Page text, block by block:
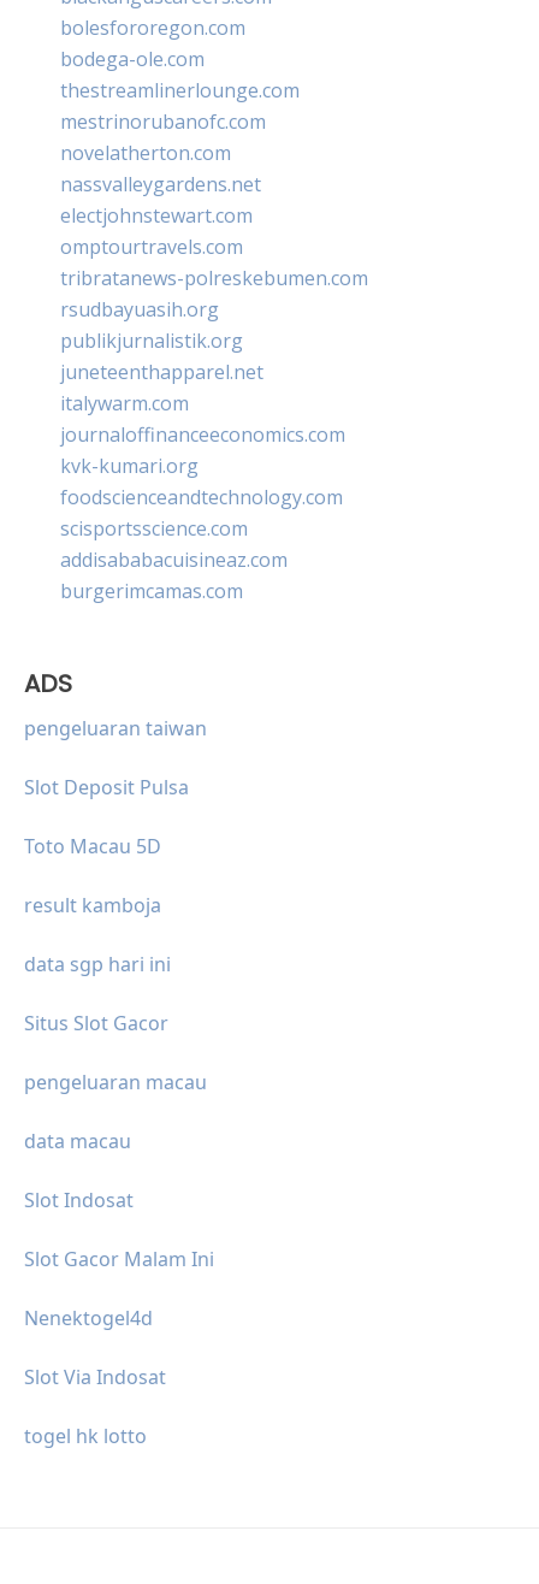
bolesfororegon.com
bodega-ole.com
thestreamlinerlounge.com
mestrinorubanofc.com
novelatherton.com
nassvalleygardens.net
electjohnstewart.com
omptourtravels.com
tribratanews-polreskebumen.com
rsudbayuasih.org
publikjurnalistik.org
juneteenthapparel.net
italywarm.com
journaloffinanceeconomics.com
kvk-kumari.org
foodscienceandtechnology.com
scisportsscience.com
addisababacuisineaz.com
burgerimcamas.com
ADS
pengeluaran taiwan
Slot Deposit Pulsa
Toto Macau 5D
result kamboja
data sgp hari ini
Situs Slot Gacor
pengeluaran macau
data macau
Slot Indosat
Slot Gacor Malam Ini
Nenektogel4d
Slot Via Indosat
togel hk lotto